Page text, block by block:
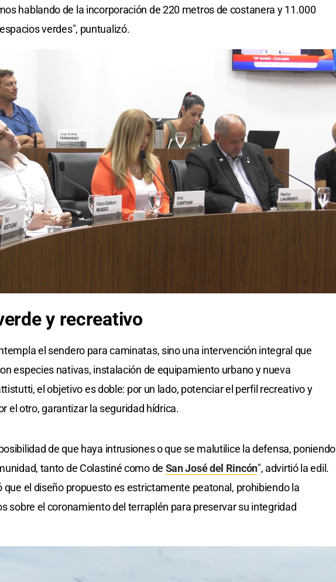
hablando de la incorporación de 220 metros de costanera y 11.000
verdes", puntualizó.
y recreativo
el sendero para caminatas, sino una intervención integral que
especies nativas, instalación de equipamiento urbano y nueva
el objetivo es doble: por un lado, potenciar el perfil recreativo y
el otro, garantizar la seguridad hídrica.
de que haya intrusiones o que se malutilice la defensa, poniendo
tanto de Colastiné como de San José del Rincón", advirtió la edil.
que el diseño propuesto es estrictamente peatonal, prohibiendo la
sobre el coronamiento del terraplén para preservar su integridad